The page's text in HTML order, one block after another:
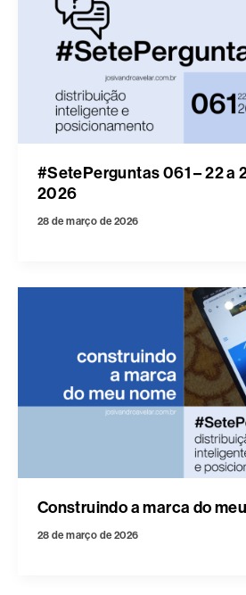
#SetePerguntas 061 – 22 a
2026
28 de março de 2026
Construindo a marca do
28 de março de 2026